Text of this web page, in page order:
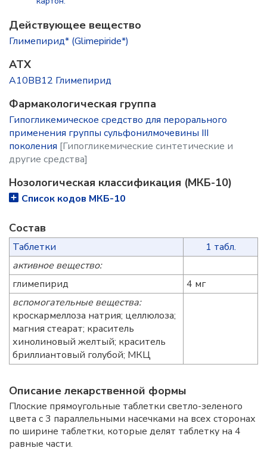
Действующее вещество
Глимепирид* (Glimepiride*)
ATX
A10BB12 Глимепирид
Фармакологическая группа
Гипогликемическое средство для перорального
применения группы сульфонилмочевины III
поколения [Гипогликемические синтетические и
другие средства]
Нозологическая классификация (МКБ-10)
Список кодов МКБ-10
Состав
Таблетки
1 табл.
активное вещество:
глимепирид
4 мг
вспомогательные вещества:
кроскармеллоза натрия; целлюлоза;
магния стеарат; краситель
хинолиновый желтый; краситель
бриллиантовый голубой; МКЦ
Описание лекарственной формы
Плоские прямоугольные таблетки светло-зеленого
цвета с 3 параллельными насечками на всех сторонах
по ширине таблетки, которые делят таблетку на 4
равные части.